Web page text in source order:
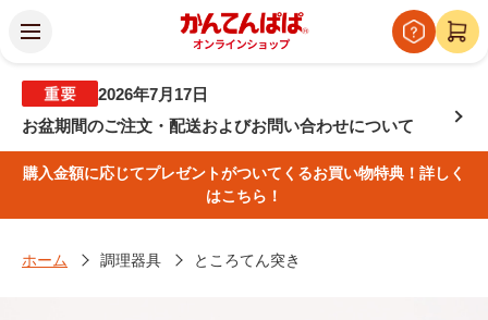
2026年7月17日
お盆期間のご注文・配送およびお問い合わせについて
購入金額に応じてプレゼントがついてくるお買い物特典！詳しく
はこちら！
ホーム 調理器具 ところてん突き